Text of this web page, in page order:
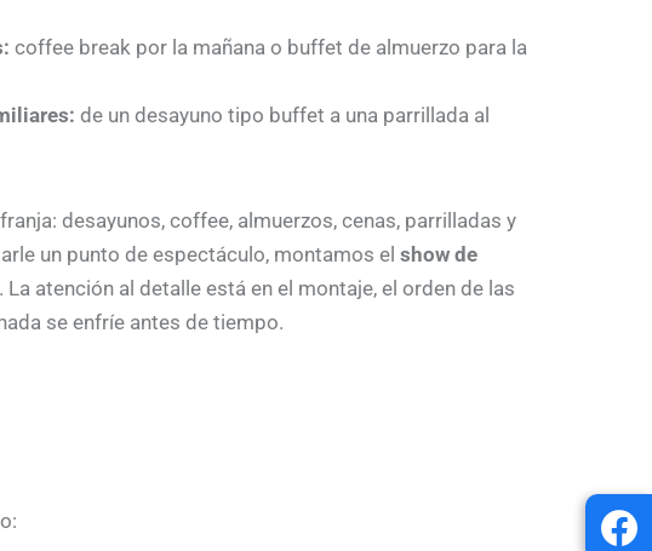
coffee break por la mañana o buffet de almuerzo para la
de un desayuno tipo buffet a una parrillada al
desayunos, coffee, almuerzos, cenas, parrilladas y
un punto de espectáculo, montamos el show de
La atención al detalle está en el montaje, el orden de las
se enfríe antes de tiempo.